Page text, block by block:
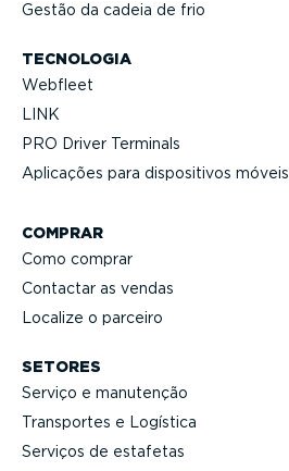
Gestão da cadeia de frio
TECNOLOGIA
Webfleet
LINK
PRO Driver Terminals
Aplicações para dispo­si­tivos móveis
COMPRAR
Como comprar
Contactar as vendas
Localize o parceiro
SETORES
Serviço e manutenção
Transportes e Logística
Serviços de estafetas